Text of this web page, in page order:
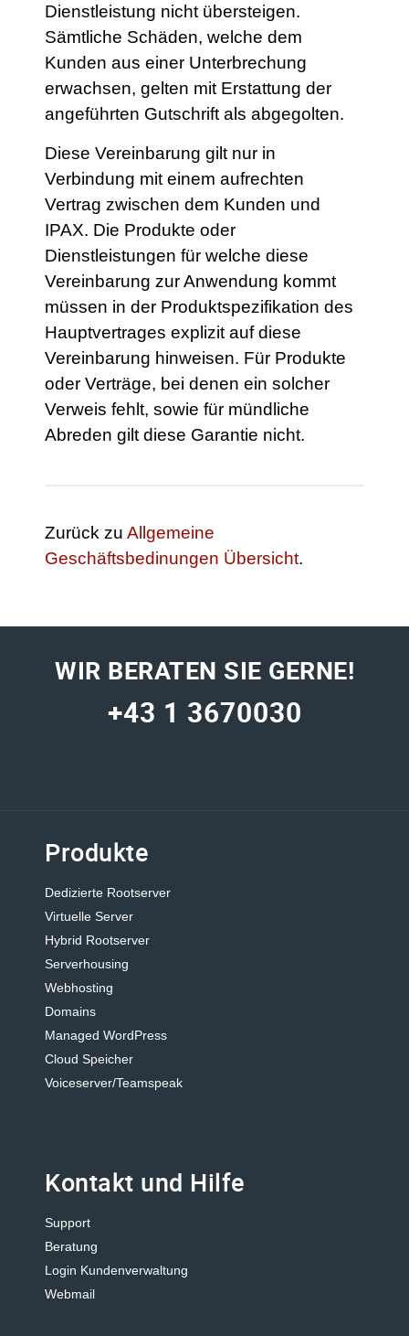
Dienstleistung nicht übersteigen.
Sämtliche Schäden, welche dem
Kunden aus einer Unterbrechung
erwachsen, gelten mit Erstattung der
angeführten Gutschrift als abgegolten.
Diese Vereinbarung gilt nur in
Verbindung mit einem aufrechten
Vertrag zwischen dem Kunden und
IPAX. Die Produkte oder
Dienstleistungen für welche diese
Vereinbarung zur Anwendung kommt
müssen in der Produktspezifikation des
Hauptvertrages explizit auf diese
Vereinbarung hinweisen. Für Produkte
oder Verträge, bei denen ein solcher
Verweis fehlt, sowie für mündliche
Abreden gilt diese Garantie nicht.
Zurück zu Allgemeine
Geschäftsbedinungen Übersicht.
WIR BERATEN SIE GERNE!
+43 1 3670030
Produkte
Dedizierte Rootserver
Virtuelle Server
Hybrid Rootserver
Serverhousing
Webhosting
Domains
Managed WordPress
Cloud Speicher
Voiceserver/Teamspeak
Kontakt und Hilfe
Support
Beratung
Login Kundenverwaltung
Webmail